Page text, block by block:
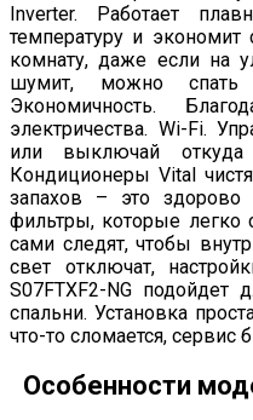
Inverter. Работает
температуру и экономит
комнату, даже если на
шумит, можно спать
Экономичность.
электричества. Wi-Fi.
или выключай
Кондиционеры Vital
запахов – это здорово
фильтры, которые
сами следят, чтобы
свет отключат,
S07FTXF2-NG подойдет
спальни. Установка
что-то сломается, сервис
Особенности